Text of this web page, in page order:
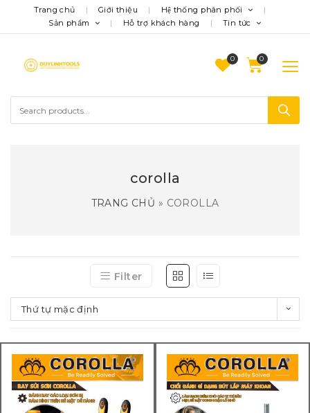
Trang chủ Giới thiệu
Hệ thống phân phối
Sản phẩm
Hỗ trợ khách hàng Tin tức
0
corolla
TRANG CHỦ » COROLLA
Filter
Thứ tự mặc định